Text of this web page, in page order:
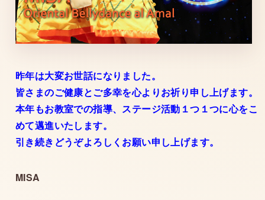
昨年は大変お世話になりました。
皆さまのご健康とご多幸を心よりお祈り申し上げます。
本年もお教室での指導、ステージ活動１つ１つに心をこ
めて邁進いたします。
引き続きどうぞよろしくお願い申し上げます。
MISA